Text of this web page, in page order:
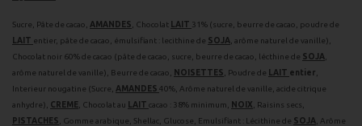
Sucre, Pâte de cacao, AMANDES , Chocolat LAIT 31% (sucre, beurre de cacao, poudre de
LAIT entier, pâte de cacao, émulsifiant : lecithine de SOJA , arôme naturel de vanille),
Chocolat noir 60% de cacao (pâte de cacao, sucre, beurre de cacao, lécthine de SOJA
arôme naturel de vanille), Beurre de cacao,
NOISETTES , Poudre de LAIT entier
Interieur nougatine (Sucre, AMANDES 40%, Arôme naturel de vanille, acide citrique
anhydre), CREME , Chocolat au LAIT cacao : 38% minimum, NOIX , Raisins secs,
PISTACHES , Gomme arabique, Shellac, Glucose, Emulsifiant : Lécithine de SOJA , Arôme